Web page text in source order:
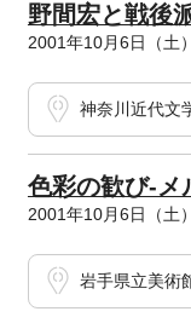
野間宏と戦後
2001年10月6日（土
神奈川近代文
色彩の歓び-メ
2001年10月6日（土
岩手県立美術